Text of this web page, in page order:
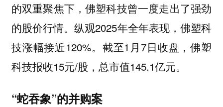
的双重聚焦下，佛塑科技曾一度走出了强劲
的股价行情。纵观2025年全年表现，佛塑科
技涨幅接近120%。截至1月7日收盘，佛塑
科技报收15元/股，总市值145.1亿元。
“蛇吞象”的并购案